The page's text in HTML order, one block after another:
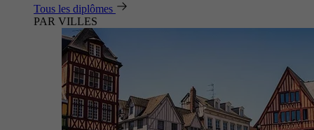
Tous les diplômes
PAR VILLES